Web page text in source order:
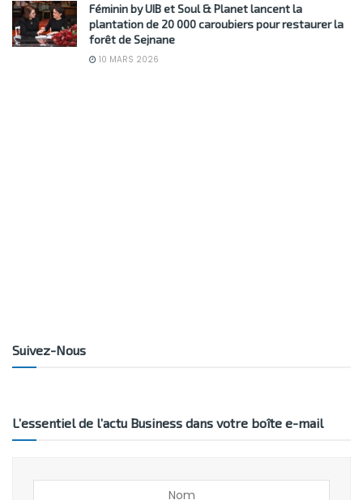
Féminin by UIB et Soul & Planet lancent la
plantation de 20 000 caroubiers pour restaurer la
forêt de Sejnane
10 MARS 2026
Suivez-Nous
L’essentiel de l’actu Business dans votre boîte e-mail